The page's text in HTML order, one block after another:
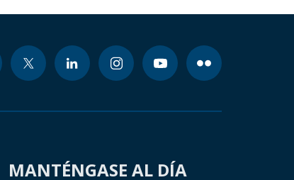
MANTÉNGASE AL DÍA